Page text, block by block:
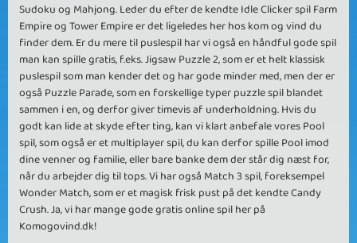
Sudoku og Mahjong. Leder du efter de kendte Idle Clicker spil Farm
Empire og Tower Empire er det ligeledes her hos kom og vind du
finder dem. Er du mere til puslespil har vi også en håndful gode spil
man kan spille gratis, f.eks. Jigsaw Puzzle 2, som er et helt klassisk
puslespil som man kender det og har gode minder med, men der er
også Puzzle Parade, som en forskellige typer puzzle spil blandet
sammen i en, og derfor giver timevis af underholdning. Hvis du
godt kan lide at skyde efter ting, kan vi klart anbefale vores Pool
spil, som også er et multiplayer spil, du kan derfor spille Pool imod
dine venner og familie, eller bare banke dem der står dig næst for,
når du arbejder dig til tops. Vi har også Match 3 spil, foreksempel
Wonder Match, som er et magisk frisk pust på det kendte Candy
Crush. Ja, vi har mange gode gratis online spil her på
Komogovind.dk!